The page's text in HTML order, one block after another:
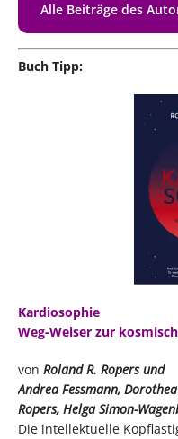
Alle Beiträge des
Buch Tipp:
Kardiosophie
Weg-Weiser zur
von Roland R. Ropers und
Andrea Fessmann,
Ropers, Helga Simon-
Die intellektuelle